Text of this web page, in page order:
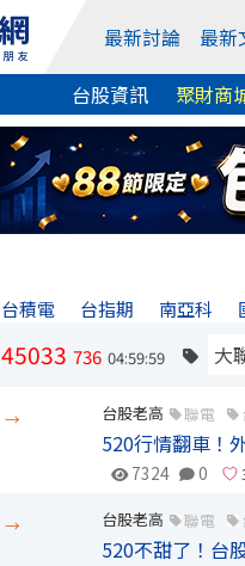
最新討論 最新
台股資訊 聚財商
台積電 台指期 南亞科
45033 736 04:59:59
→ 台股老高 聯電
520行情翻車！
7324 0
→ 台股老高 聯電
520不甜了！台